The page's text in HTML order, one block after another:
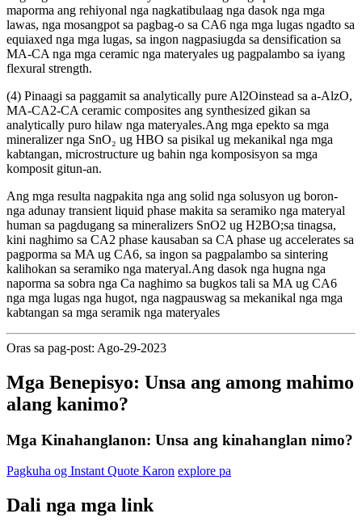
maporma ang rehiyonal nga nagkatibulaag nga dasok nga mga
lawas, nga mosangpot sa pagbag-o sa CA6 nga mga lugas ngadto sa
equiaxed nga mga lugas, sa ingon nagpasiugda sa densification sa
MA-CA nga mga ceramic nga materyales ug pagpalambo sa iyang
flexural strength.
(4) Pinaagi sa paggamit sa analytically pure Al2Oinstead sa a-AlzO,
MA-CA2-CA ceramic composites ang synthesized gikan sa
analytically puro hilaw nga materyales.Ang mga epekto sa mga
mineralizer nga SnO₂ ug HBO sa pisikal ug mekanikal nga mga
kabtangan, microstructure ug bahin nga komposisyon sa mga
komposit gitun-an.
Ang mga resulta nagpakita nga ang solid nga solusyon ug boron-
nga adunay transient liquid phase makita sa seramiko nga materyal
human sa pagdugang sa mineralizers SnO2 ug H2BO;sa tinagsa,
kini naghimo sa CA2 phase kausaban sa CA phase ug accelerates sa
pagporma sa MA ug CA6, sa ingon sa pagpalambo sa sintering
kalihokan sa seramiko nga materyal.Ang dasok nga hugna nga
naporma sa sobra nga Ca naghimo sa bugkos tali sa MA ug CA6
nga mga lugas nga hugot, nga nagpauswag sa mekanikal nga mga
kabtangan sa mga seramik nga materyales
Oras sa pag-post: Ago-29-2023
Mga Benepisyo: Unsa ang among mahimo
alang kanimo?
Mga Kinahanglanon: Unsa ang kinahanglan nimo?
Pagkuha og Instant Quote Karon explore pa
Dali nga mga link